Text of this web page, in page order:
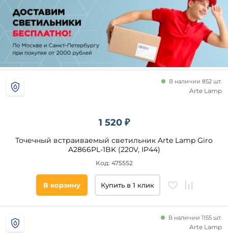
1 520 ₽
Точечный встраиваемый светильник Arte Lamp Giro
A2866PL-1BK (220V, IP44)
В наличии 852 шт.
Код: 475552
Arte Lamp
В корзину Купить в 1 клик
В наличии 1155 шт.
Arte Lamp